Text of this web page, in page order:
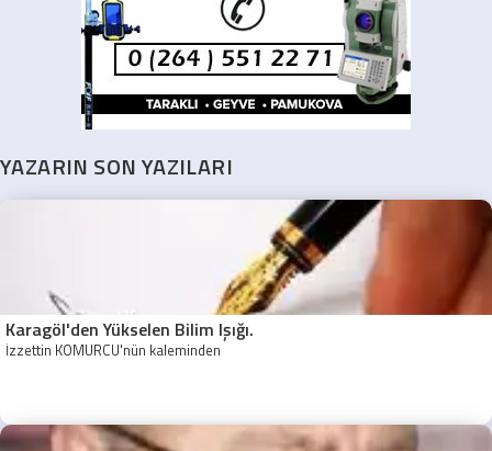
YAZARIN SON YAZILARI
Karagöl'den Yükselen Bilim Işığı.
İzzettin KÖMÜRCÜ'nün kaleminden